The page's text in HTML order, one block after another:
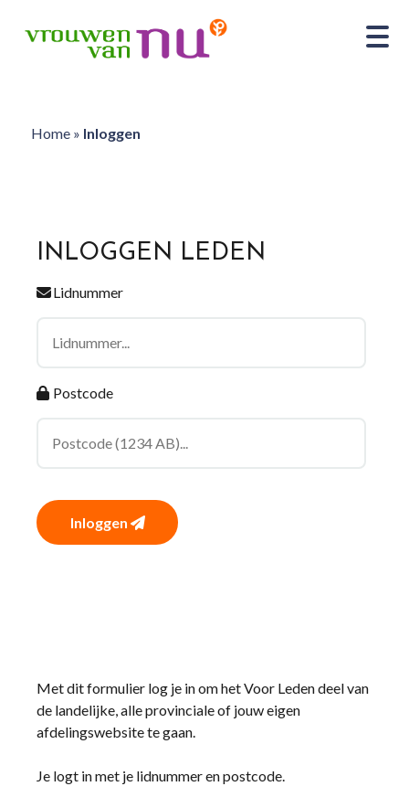
Home» Inloggen
INLOGGEN LEDEN
Lidnummer
Postcode
Inloggen
Met dit formulier log je in om het Voor Leden deel van
de landelijke, alle provinciale of jouw eigen
afdelingswebsite te gaan.
Je logt in met je lidnummer en postcode.